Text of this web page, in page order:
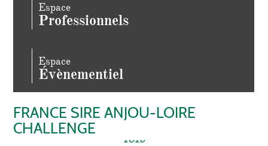
Espace
Professionnels
Espace
Évènementiel
FRANCE SIRE ANJOU-LOIRE
CHALLENGE
La plus longue course d’obstacles du monde ! - 14 Mai
2026